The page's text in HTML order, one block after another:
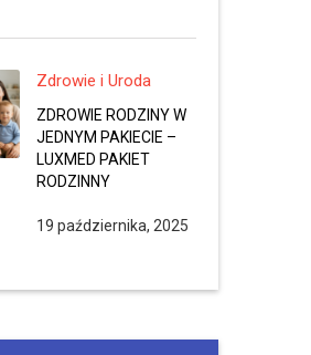
Zdrowie i Uroda
ZDROWIE RODZINY W
JEDNYM PAKIECIE –
LUXMED PAKIET
RODZINNY
19 października, 2025